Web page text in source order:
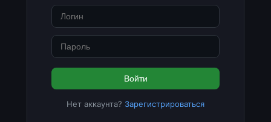
Войти
Нет аккаунта? Зарегистрироваться